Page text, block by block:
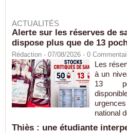
ACTUALITÉS
Alerte sur les réserves de
dispose plus que de 13
Rédaction - 07/08/2026 - 0
Les
à un
13
national
Thiès : une étudiante